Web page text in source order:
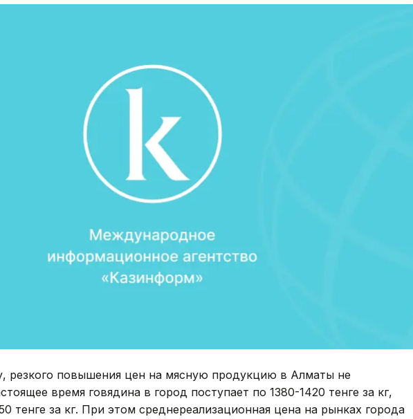
резкого повышения цен на мясную продукцию в Алматы не
время говядина в город поступает по 1380-1420 тенге за кг,
тенге за кг. При этом среднереализационная цена на рынках города